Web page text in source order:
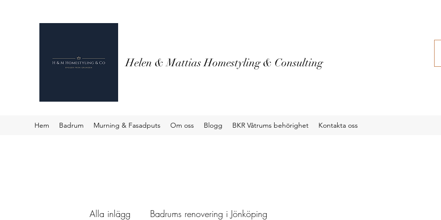
Helen & Mattias Homestyling & Consulting
Hem Badrum Murning & Fasadputs Om oss Blogg BKR Våtrums behörighet Kontakta oss
Alla inlägg Badrums renovering i Jönköping